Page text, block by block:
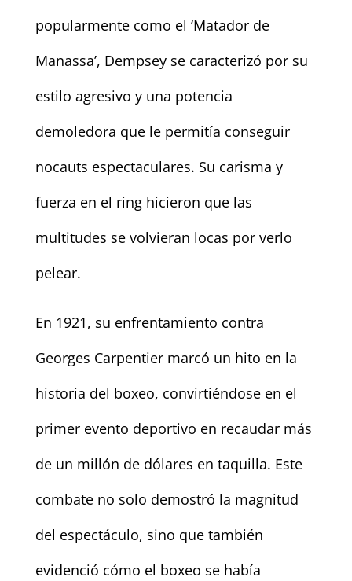
popularmente como el ‘Matador de
Manassa’, Dempsey se caracterizó por su
estilo agresivo y una potencia
demoledora que le permitía conseguir
nocauts espectaculares. Su carisma y
fuerza en el ring hicieron que las
multitudes se volvieran locas por verlo
pelear.
En 1921, su enfrentamiento contra
Georges Carpentier marcó un hito en la
historia del boxeo, convirtiéndose en el
primer evento deportivo en recaudar más
de un millón de dólares en taquilla. Este
combate no solo demostró la magnitud
del espectáculo, sino que también
evidenció cómo el boxeo se había